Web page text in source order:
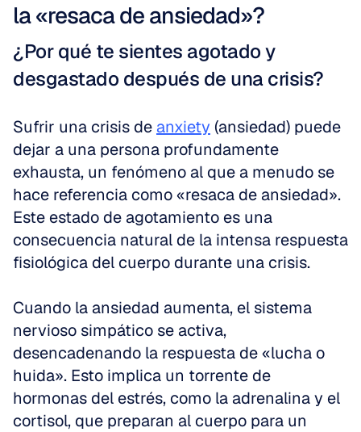
la «resaca de ansiedad»?
¿Por qué te sientes agotado y
desgastado después de una crisis?
Sufrir una crisis de anxiety (ansiedad) puede
dejar a una persona profundamente
exhausta, un fenómeno al que a menudo se
hace referencia como «resaca de ansiedad».
Este estado de agotamiento es una
consecuencia natural de la intensa respuesta
fisiológica del cuerpo durante una crisis.
Cuando la ansiedad aumenta, el sistema
nervioso simpático se activa,
desencadenando la respuesta de «lucha o
huida». Esto implica un torrente de
hormonas del estrés, como la adrenalina y el
cortisol, que preparan al cuerpo para un